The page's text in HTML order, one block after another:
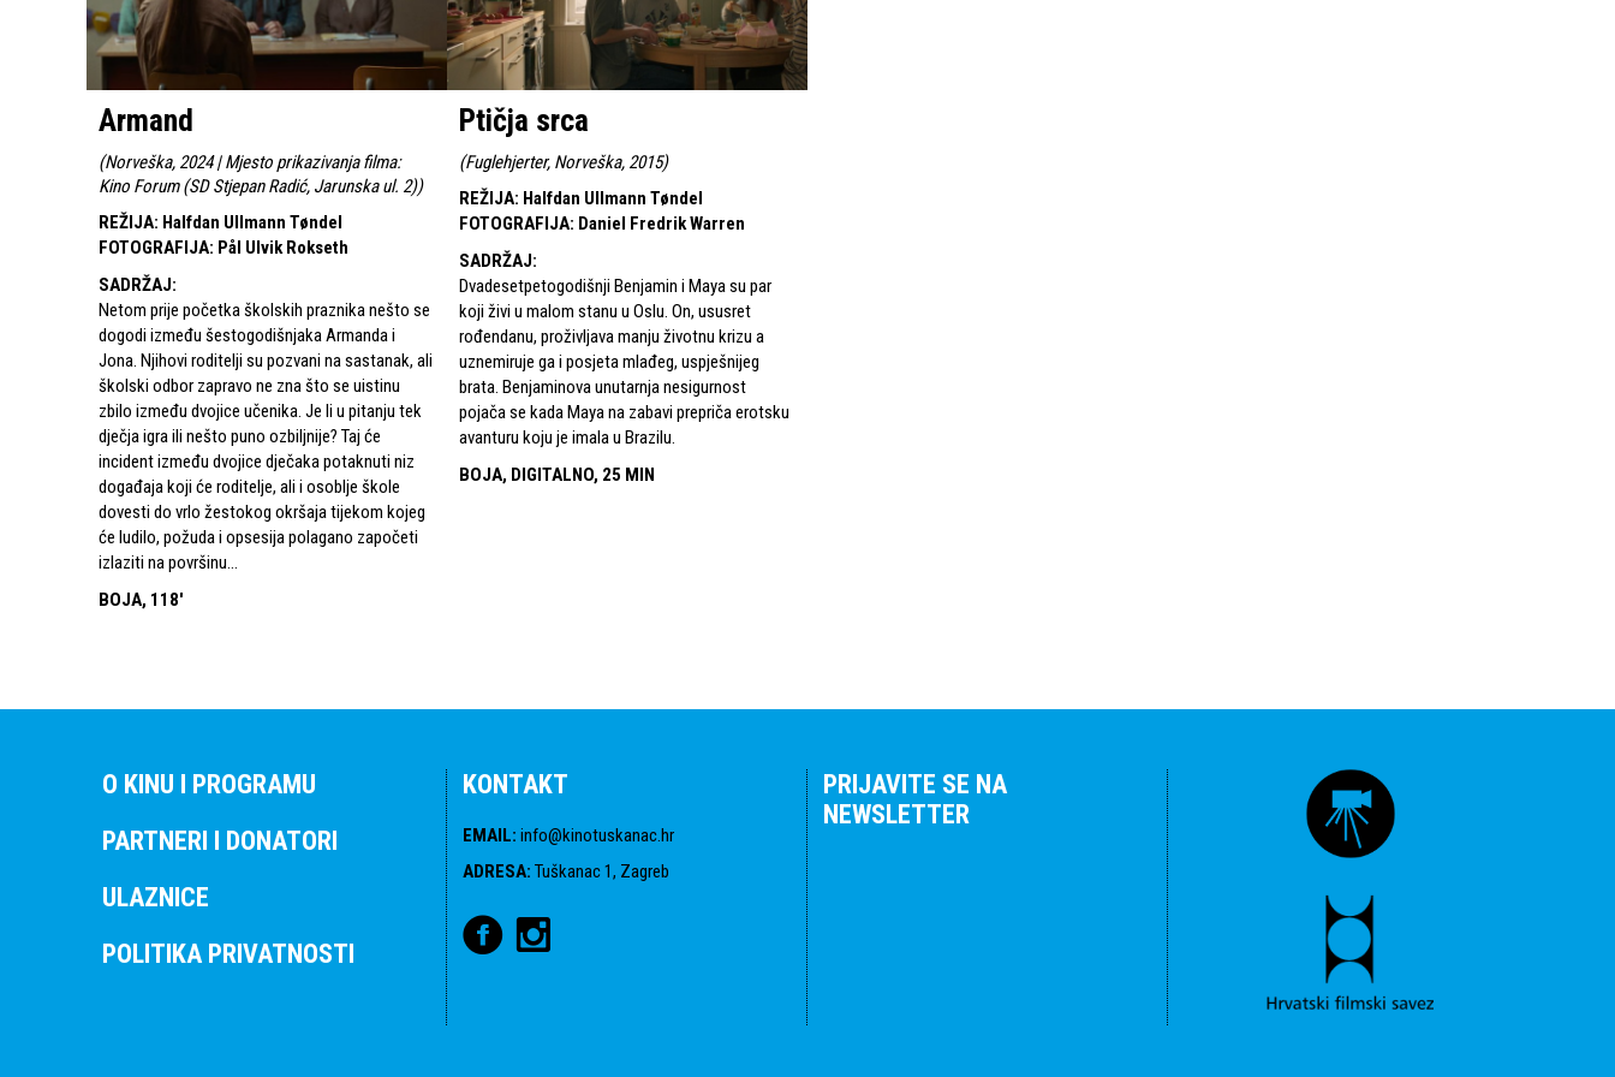
Armand
(Norveška, 2024 | Mjesto prikazivanja filma:
Kino Forum (SD Stjepan Radić, Jarunska ul. 2))
REŽIJA: Halfdan Ullmann Tøndel
FOTOGRAFIJA: Pål Ulvik Rokseth
SADRŽAJ:
Netom prije početka školskih praznika nešto se
dogodi između šestogodišnjaka Armanda i
Jona. Njihovi roditelji su pozvani na sastanak, ali
školski odbor zapravo ne zna što se uistinu
zbilo između dvojice učenika. Je li u pitanju tek
dječja igra ili nešto puno ozbiljnije? Taj će
incident između dvojice dječaka potaknuti niz
događaja koji će roditelje, ali i osoblje škole
dovesti do vrlo žestokog okršaja tijekom kojeg
će ludilo, požuda i opsesija polagano započeti
izlaziti na površinu…
BOJA, 118'
Ptičja srca
(Fuglehjerter, Norveška, 2015)
REŽIJA: Halfdan Ullmann Tøndel
FOTOGRAFIJA: Daniel Fredrik Warren
SADRŽAJ:
Dvadesetpetogodišnji Benjamin i Maya su par
koji živi u malom stanu u Oslu. On, ususret
rođendanu, proživljava manju životnu krizu a
uznemiruje ga i posjeta mlađeg, uspješnijeg
brata. Benjaminova unutarnja nesigurnost
pojača se kada Maya na zabavi prepriča erotsku
avanturu koju je imala u Brazilu.
BOJA, DIGITALNO, 25 MIN
O KINU I PROGRAMU
PARTNERI I DONATORI
ULAZNICE
POLITIKA PRIVATNOSTI
KONTAKT
EMAIL: info@kinotuskanac.hr
ADRESA: Tuškanac 1, Zagreb
PRIJAVITE SE NA
NEWSLETTER